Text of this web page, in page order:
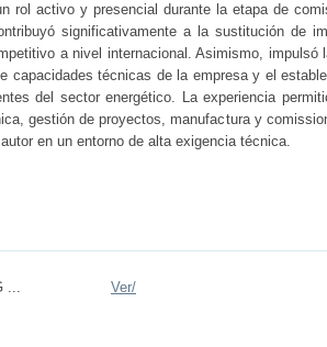
rol activo y presencial durante la etapa de
significativamente a la sustitución de
a nivel internacional. Asimismo, impulsó
capacidades técnicas de la empresa y el
del sector energético. La experiencia
gestión de proyectos, manufactura y
en un entorno de alta exigencia técnica.
...
Ver/